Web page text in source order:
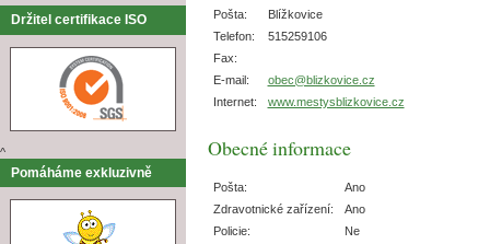
Držitel certifikace ISO
^
Pomáháme exkluzivně
Pošta:
Blížkovice
Telefon:
515259106
Fax:
E-mail:
obec@blizkovice.cz
Internet:
www.mestysblizkovice.cz
Obecné informace
Pošta:
Ano
Zdravotnické zařízení:
Ano
Policie:
Ne